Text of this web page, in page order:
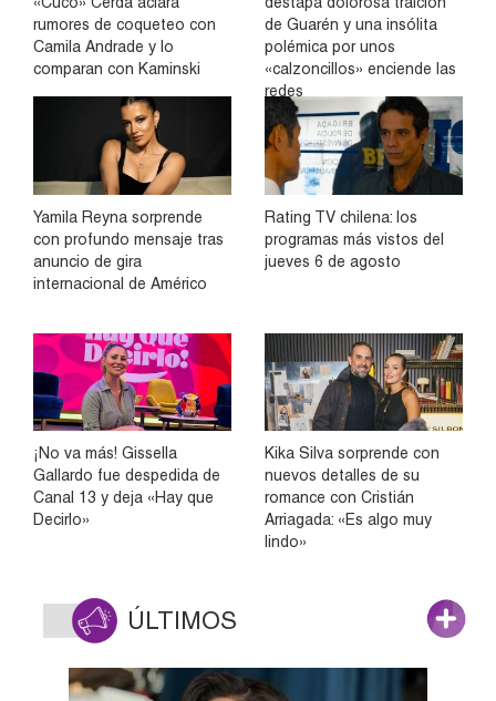
rumores de coqueteo con
Camila Andrade y lo
comparan con Kaminski
de Guarén y una insólita
polémica por unos
«calzoncillos» enciende las
redes
Yamila Reyna sorprende
con profundo mensaje tras
anuncio de gira
internacional de Américo
Rating TV chilena: los
programas más vistos del
jueves 6 de agosto
¡No va más! Gissella
Gallardo fue despedida de
Canal 13 y deja «Hay que
Decirlo»
Kika Silva sorprende con
nuevos detalles de su
romance con Cristián
Arriagada: «Es algo muy
lindo»
ÚLTIMOS